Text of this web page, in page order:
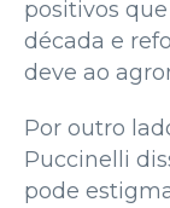
positivos
década e
deve ao
Por outro
Puccinelli
pode